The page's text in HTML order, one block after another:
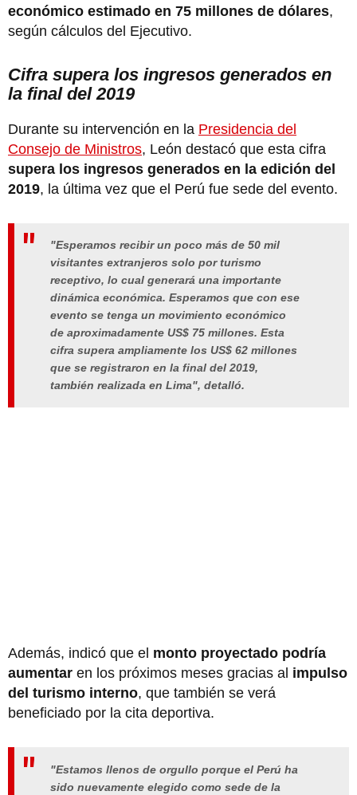
económico estimado en 75 millones de dólares,
según cálculos del Ejecutivo.
Cifra supera los ingresos generados en
la final del 2019
Durante su intervención en la Presidencia del
Consejo de Ministros, León destacó que esta cifra
supera los ingresos generados en la edición del
2019, la última vez que el Perú fue sede del evento.
"Esperamos recibir un poco más de 50 mil
visitantes extranjeros solo por turismo
receptivo, lo cual generará una importante
dinámica económica. Esperamos que con ese
evento se tenga un movimiento económico
de aproximadamente US$ 75 millones. Esta
cifra supera ampliamente los US$ 62 millones
que se registraron en la final del 2019,
también realizada en Lima", detalló.
Además, indicó que el monto proyectado podría
aumentar en los próximos meses gracias al impulso
del turismo interno, que también se verá
beneficiado por la cita deportiva.
"Estamos llenos de orgullo porque el Perú ha
sido nuevamente elegido como sede de la